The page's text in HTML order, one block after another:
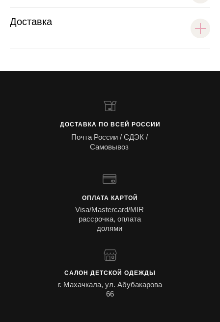
Доставка
ОПЛАТА КАРТОЙ
Visa/Mastercard/MIR
рассрочка, оплата
долями
ДОСТАВКА ПО ВСЕЙ РОССИИ
Почта России / СДЭК /
Самовывоз
САЛОН ДЕТСКОЙ ОДЕЖДЫ
г. Махачкала, ул. Абубакарова
66